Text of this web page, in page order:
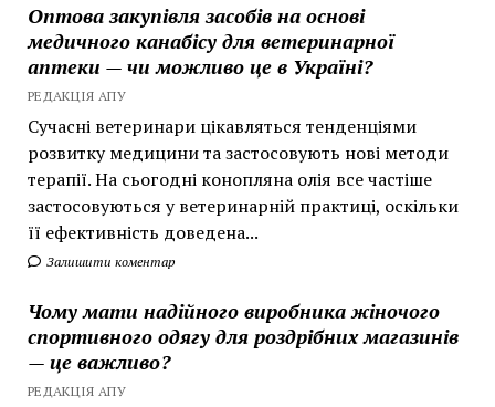
Оптова закупівля засобів на основі
медичного канабісу для ветеринарної
аптеки — чи можливо це в Україні?
РЕДАКЦІЯ АПУ
Сучасні ветеринари цікавляться тенденціями
розвитку медицини та застосовують нові методи
терапії. На сьогодні конопляна олія все частіше
застосовуються у ветеринарній практиці, оскільки
її ефективність доведена...
Залишити коментар
Чому мати надійного виробника жіночого
спортивного одягу для роздрібних магазинів
— це важливо?
РЕДАКЦІЯ АПУ